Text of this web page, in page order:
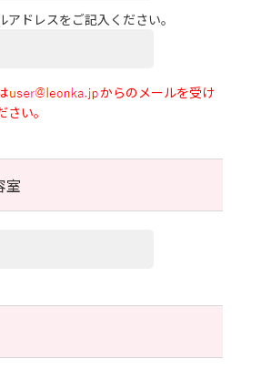
ドレスをご記入ください。
からのメールを受け
い。
室